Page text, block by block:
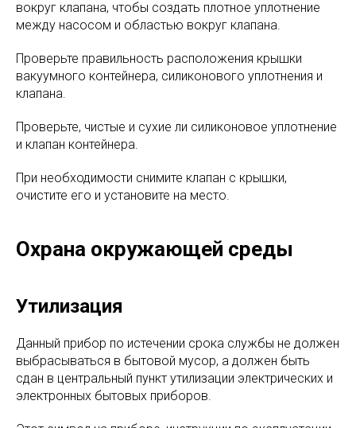
вокруг клапана, чтобы создать плотное уплотнение
между насосом и областью вокруг клапана.
Проверьте правильность расположения крышки
вакуумного контейнера, силиконового уплотнения и
клапана.
Проверьте, чистые и сухие ли силиконовое уплотнение
и клапан контейнера.
При необходимости снимите клапан с крышки,
очистите его и установите на место.
Охрана окружающей среды
Утилизация
Данный прибор по истечении срока службы не должен
выбрасываться в бытовой мусор, а должен быть
сдан в центральный пункт утилизации электрических и
электронных бытовых приборов.